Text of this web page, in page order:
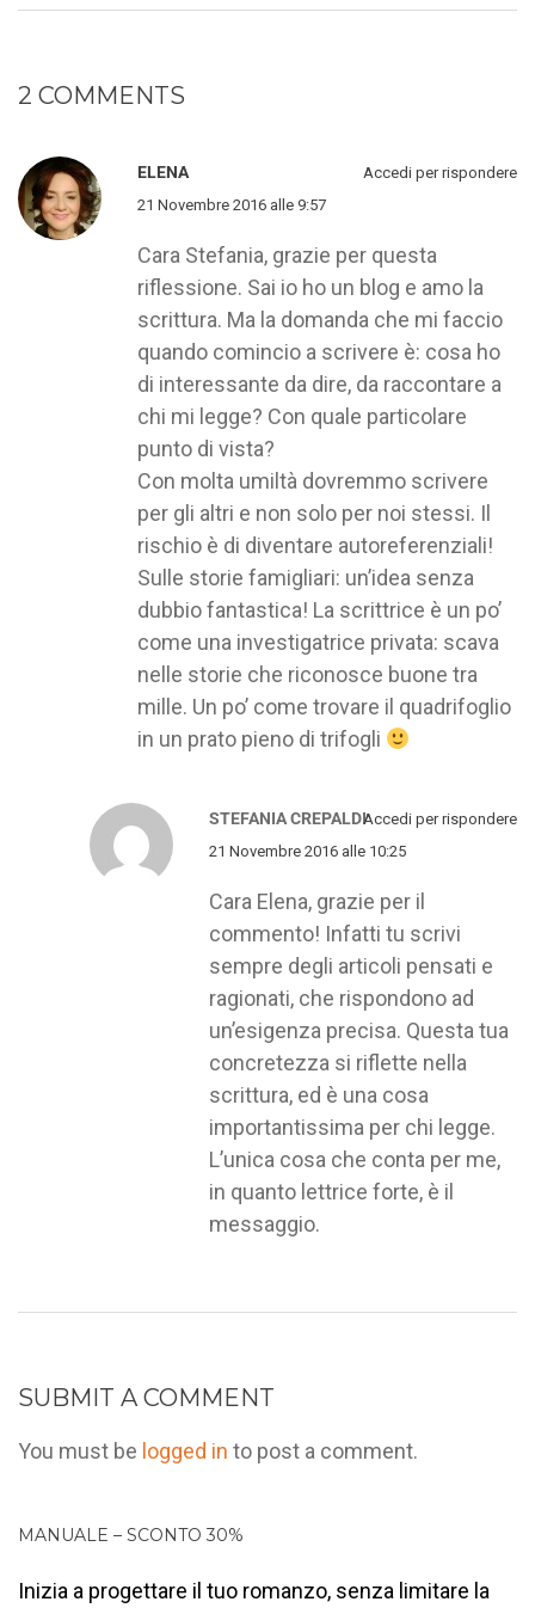
2 COMMENTS
ELENA
21 Novembre 2016 alle 9:57
Cara Stefania, grazie per questa
riflessione. Sai io ho un blog e amo la
scrittura. Ma la domanda che mi faccio
quando comincio a scrivere è: cosa ho
di interessante da dire, da raccontare a
chi mi legge? Con quale particolare
punto di vista?
Con molta umiltà dovremmo scrivere
per gli altri e non solo per noi stessi. Il
rischio è di diventare autoreferenziali!
Sulle storie famigliari: un’idea senza
dubbio fantastica! La scrittrice è un po’
come una investigatrice privata: scava
nelle storie che riconosce buone tra
mille. Un po’ come trovare il quadrifoglio
in un prato pieno di trifogli
Accedi per rispondere
STEFANIA CREPALDI
21 Novembre 2016 alle 10:25
Cara Elena, grazie per il
commento! Infatti tu scrivi
sempre degli articoli pensati e
ragionati, che rispondono ad
un’esigenza precisa. Questa tua
concretezza si riflette nella
scrittura, ed è una cosa
importantissima per chi legge.
L’unica cosa che conta per me,
in quanto lettrice forte, è il
messaggio.
Accedi per rispondere
SUBMIT A COMMENT
You must be logged in to post a comment.
MANUALE – SCONTO 30%
Inizia a progettare il tuo romanzo, senza limitare la